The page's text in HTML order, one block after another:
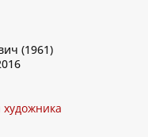
(1961)